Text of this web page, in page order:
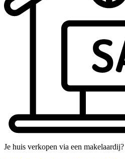
Je huis verkopen via een makelaardij?